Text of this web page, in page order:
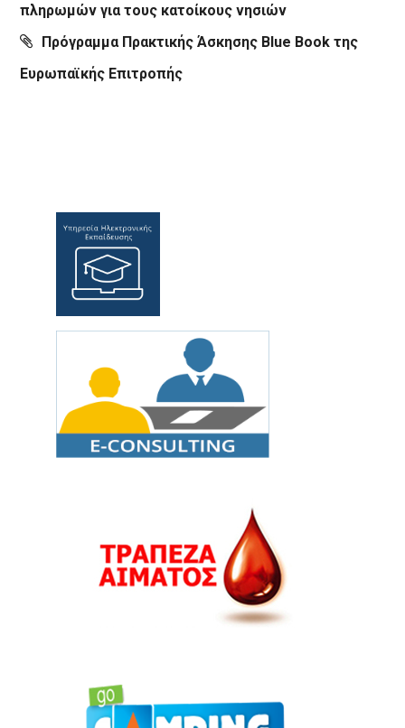
πληρωμών για τους κατοίκους νησιών
Πρόγραμμα Πρακτικής Άσκησης Blue Book της
Ευρωπαϊκής Επιτροπής